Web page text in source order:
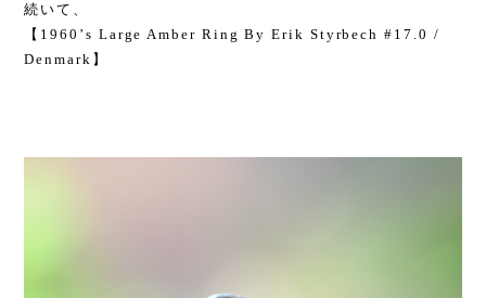
続いて、
【1960’s Large Amber Ring By Erik Styrbech #17.0 /
Denmark】